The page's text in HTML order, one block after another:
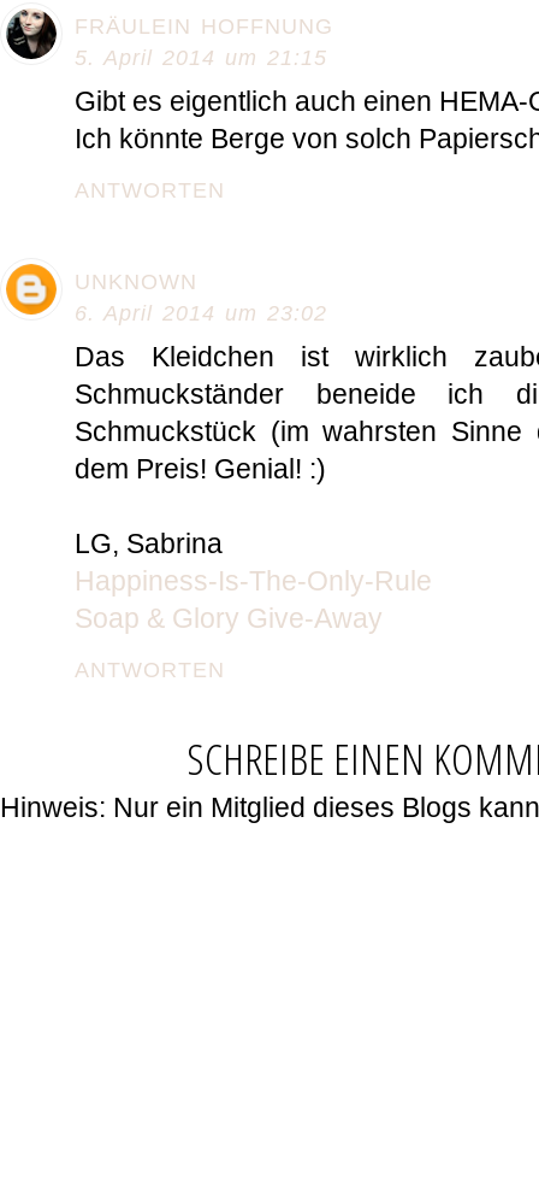
FRÄULEIN HOFFNUNG
5. April 2014 um 21:15
Gibt es eigentlich auch einen HEMA-
Ich könnte Berge von solch
ANTWORTEN
UNKNOWN
6. April 2014 um 23:02
Das Kleidchen ist wirklich
Schmuckständer beneide ich
Schmuckstück (im wahrsten
dem Preis! Genial! :)
LG, Sabrina
Happiness-Is-The-Only-Rule
Soap & Glory Give-Away
ANTWORTEN
SCHREIBE EINEN
Hinweis: Nur ein Mitglied dieses Blogs